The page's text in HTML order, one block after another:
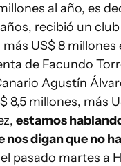
al año, es
recibió un
US$ 8
de Facundo
Agustín
8,5 millones, más
estamos
nos digan que no
el pasado martes a